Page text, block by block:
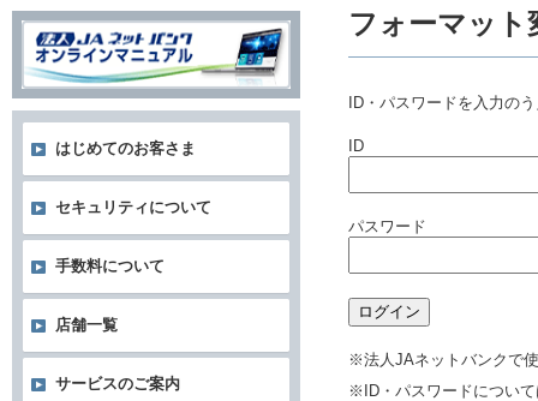
フォーマット
ID・パスワードを入力の
ID
パスワード
ログイン
※法人JAネットバンクで
※ID・パスワードについ
はじめてのお客さま
セキュリティについて
手数料について
店舗一覧
サービスのご案内